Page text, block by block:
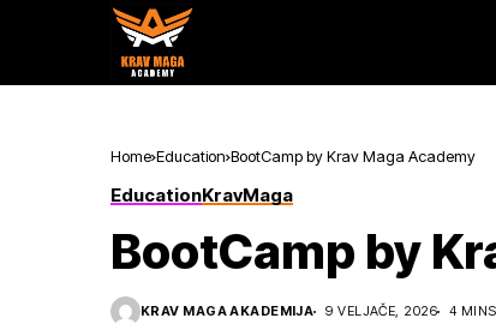
Home Education BootCamp by Krav Maga Academy
EducationKravMaga
BootCamp by
KRAV MAGA AKADEMIJA 9 VELJAČE, 2026 4